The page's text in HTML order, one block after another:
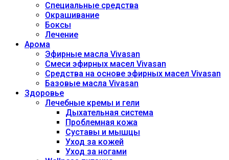
Специальные средства
Окрашивание
Боксы
Лечение
Арома
Эфирные масла Vivasan
Смеси эфирных масел Vivasan
Средства на основе эфирных масел Vivasan
Базовые масла Vivasan
Здоровье
Лечебные кремы и гели
Дыхательная система
Проблемная кожа
Суставы и мышцы
Уход за кожей
Уход за ногами